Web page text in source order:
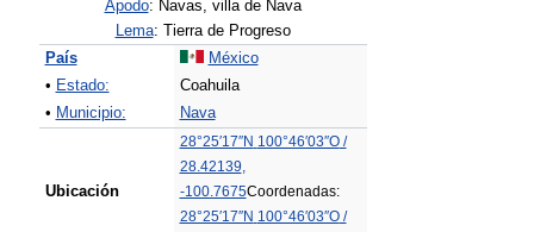
Apodo: Navas, villa de Nava
Lema: Tierra de Progreso
País
México
• Estado:
Coahuila
• Municipio: Nava
Ubicación
28°25′17″N 100°46′03″O/
28.42139,
-100.7675Coordenadas:
28°25′17″N 100°46′03″O/